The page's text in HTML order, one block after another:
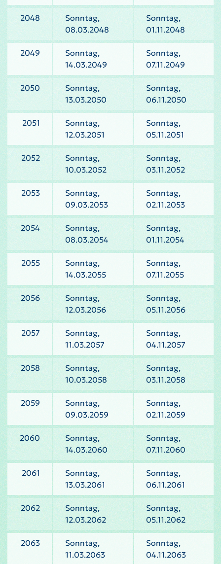
2048
Sonntag,
08.03.2048
Sonntag,
01.11.2048
2049
Sonntag,
14.03.2049
Sonntag,
07.11.2049
2050
Sonntag,
13.03.2050
Sonntag,
06.11.2050
2051
Sonntag,
12.03.2051
Sonntag,
05.11.2051
2052
Sonntag,
10.03.2052
Sonntag,
03.11.2052
2053
Sonntag,
09.03.2053
Sonntag,
02.11.2053
2054
Sonntag,
08.03.2054
Sonntag,
01.11.2054
2055
Sonntag,
14.03.2055
Sonntag,
07.11.2055
2056
Sonntag,
12.03.2056
Sonntag,
05.11.2056
2057
Sonntag,
11.03.2057
Sonntag,
04.11.2057
2058
Sonntag,
10.03.2058
Sonntag,
03.11.2058
2059
Sonntag,
09.03.2059
Sonntag,
02.11.2059
2060
Sonntag,
14.03.2060
Sonntag,
07.11.2060
2061
Sonntag,
13.03.2061
Sonntag,
06.11.2061
2062
Sonntag,
12.03.2062
Sonntag,
05.11.2062
2063
Sonntag,
11.03.2063
Sonntag,
04.11.2063